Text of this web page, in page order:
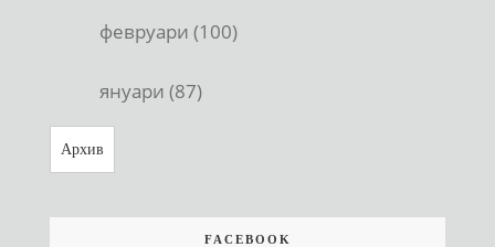
февруари (100)
януари (87)
Архив
FACEBOOK